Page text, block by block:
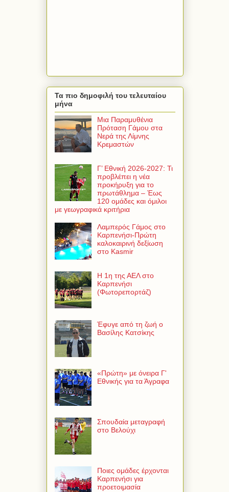
Τα πιο δημοφιλή του τελευταίου
μήνα
Μια Παραμυθένια
Πρόταση Γάμου στα
Νερά της Λίμνης
Κρεμαστών
Γ’ Εθνική 2026-2027: Τι
προβλέπει η νέα
προκήρυξη για το
πρωτάθλημα – Έως
120 ομάδες και όμιλοι
με γεωγραφικά κριτήρια
Λαμπερός Γάμος στο
Καρπενήσι-Πρώτη
καλοκαιρινή δεξίωση
στο Kasmir
Η 1η της ΑΕΛ στο
Καρπενήσι
(Φωτορεπορτάζ)
Έφυγε από τη ζωή ο
Βασίλης Κατσίκης
«Πρώτη» με όνειρα Γ'
Εθνικής για τα Άγραφα
Σπουδαία μεταγραφή
στο Βελούχι
Ποιες ομάδες έρχονται
Καρπενήσι για
προετοιμασία